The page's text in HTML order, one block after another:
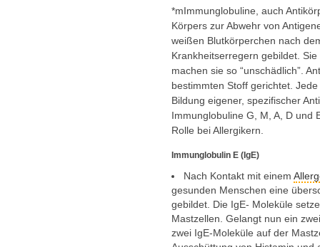
*mImmunglobuline, auch
Körpers zur Abwehr von
weißen Blutkörperchen nach
Krankheitserregern gebildet.
machen sie so “unschädlich”.
bestimmten Stoff gerichtet.
Bildung eigener, spezifischer
Immunglobuline G, M, A, D und
Rolle bei Allergikern.
Immunglobulin E (IgE)
Nach Kontakt mit einem
gesunden Menschen eine
gebildet. Die IgE- Moleküle
Mastzellen. Gelangt nun ein
zwei IgE-Moleküle auf der